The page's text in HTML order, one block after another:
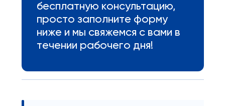
бесплатную консультацию,
просто заполните форму
ниже и мы свяжемся с вами в
течении рабочего дня!